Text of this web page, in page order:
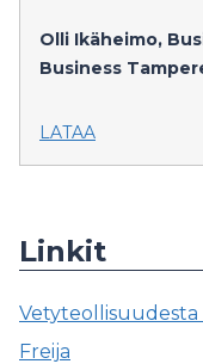
Olli Ikäheimo,
Business
LATAA
Linkit
Freija